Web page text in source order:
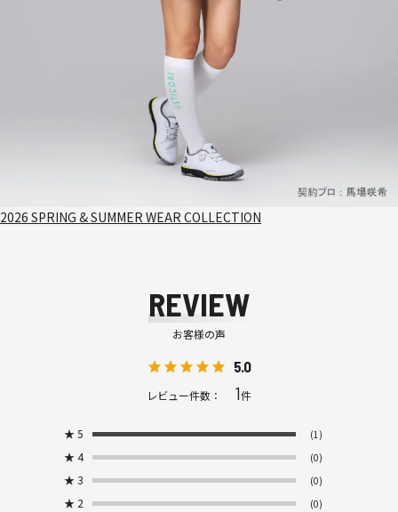
2026 SPRING & SUMMER WEAR COLLECTION
REVIEW
お客様の声
5.0
レビュー件数： 1件
★ 5 (1)
★ 4 (0)
★ 3 (0)
★ 2 (0)